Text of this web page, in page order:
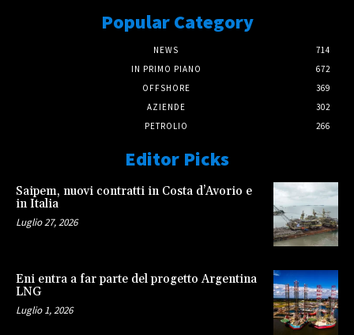
Popular Category
NEWS
714
IN PRIMO PIANO
672
OFFSHORE
369
AZIENDE
302
PETROLIO
266
Editor Picks
Saipem, nuovi contratti in Costa d’Avorio e
in Italia
Luglio 27, 2026
Eni entra a far parte del progetto Argentina
LNG
Luglio 1, 2026